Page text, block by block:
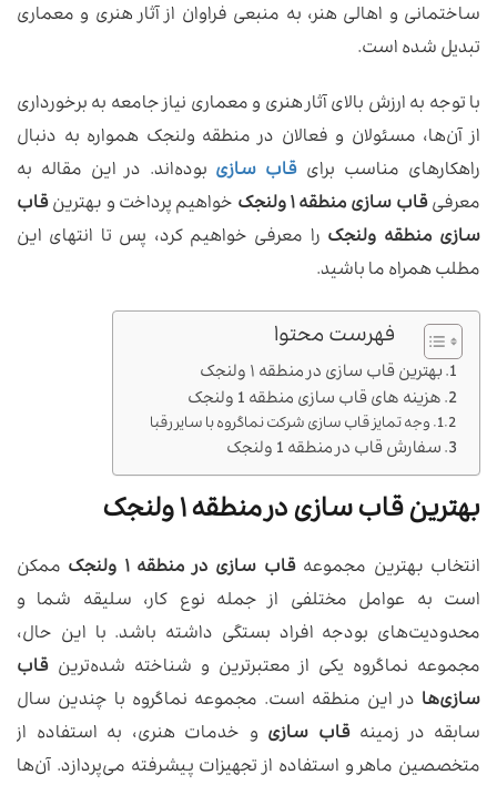
ساختمانی و اهالی هنر، به منبعی فراوان از آثار هنری و معماری
تبدیل شده است.
با توجه به ارزش بالای آثار هنری و معماری نیاز جامعه به برخورداری
از آن‌ها، مسئولان و فعالان در منطقه ولنجک همواره به دنبال
راهکارهای مناسب برای قاب سازی بوده‌اند. در این مقاله به
معرفیقاب سازی منطقه ۱ ولنجک خواهیم پرداخت و بهترینقاب
سازی‌ منطقه ولنجک را معرفی خواهیم کرد، پس تا انتهای این
مطلب همراه ما باشید.
فهرست محتوا
بهترین قاب سازی در منطقه ۱ ولنجک
هزینه های قاب سازی منطقه 1 ولنجک
وجه تمایز قاب سازی شرکت نماگروه با سایر رقبا
سفارش قاب در منطقه 1 ولنجک
بهترین قاب سازی در منطقه ۱ ولنجک
انتخاب بهترین مجموعهقاب سازی در منطقه ۱ ولنجک
ممکن
است به عوامل مختلفی از جمله نوع کار، سلیقه شما و
محدودیت‌های بودجه افراد بستگی داشته باشد. با این حال،
مجموعه نماگروه یکی از معتبرترین و شناخته شده‌ترین قاب
سازی‌ها در این منطقه است. مجموعه نماگروه با چندین سال
سابقه در زمینهقاب سازی و خدمات هنری، به استفاده از
متخصصین ماهر و استفاده از تجهیزات پیشرفته می‌پردازد. آن‌ها